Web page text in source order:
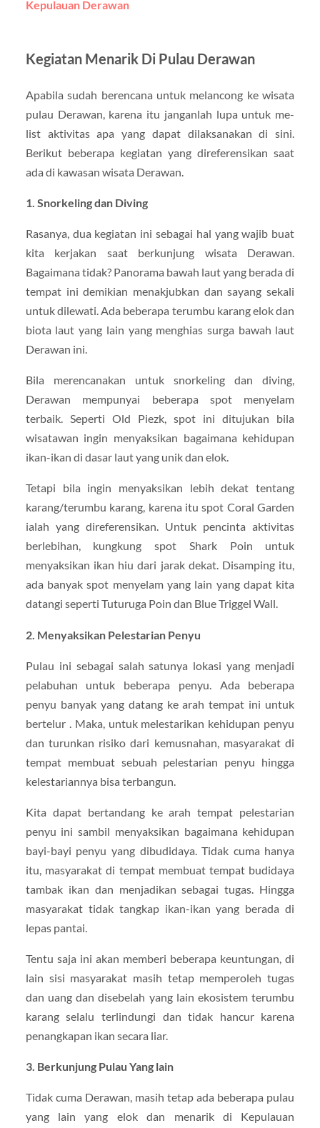
Kepulauan Derawan
Kegiatan Menarik Di Pulau Derawan
Apabila sudah berencana untuk melancong ke wisata
pulau Derawan, karena itu janganlah lupa untuk me-
list aktivitas apa yang dapat dilaksanakan di sini.
Berikut beberapa kegiatan yang direferensikan saat
ada di kawasan wisata Derawan.
1. Snorkeling dan Diving
Rasanya, dua kegiatan ini sebagai hal yang wajib buat
kita kerjakan saat berkunjung wisata Derawan.
Bagaimana tidak? Panorama bawah laut yang berada di
tempat ini demikian menakjubkan dan sayang sekali
untuk dilewati. Ada beberapa terumbu karang elok dan
biota laut yang lain yang menghias surga bawah laut
Derawan ini.
Bila merencanakan untuk snorkeling dan diving,
Derawan mempunyai beberapa spot menyelam
terbaik. Seperti Old Piezk, spot ini ditujukan bila
wisatawan ingin menyaksikan bagaimana kehidupan
ikan-ikan di dasar laut yang unik dan elok.
Tetapi bila ingin menyaksikan lebih dekat tentang
karang/terumbu karang, karena itu spot Coral Garden
ialah yang direferensikan. Untuk pencinta aktivitas
berlebihan, kungkung spot Shark Poin untuk
menyaksikan ikan hiu dari jarak dekat. Disamping itu,
ada banyak spot menyelam yang lain yang dapat kita
datangi seperti Tuturuga Poin dan Blue Triggel Wall.
2. Menyaksikan Pelestarian Penyu
Pulau ini sebagai salah satunya lokasi yang menjadi
pelabuhan untuk beberapa penyu. Ada beberapa
penyu banyak yang datang ke arah tempat ini untuk
bertelur . Maka, untuk melestarikan kehidupan penyu
dan turunkan risiko dari kemusnahan, masyarakat di
tempat membuat sebuah pelestarian penyu hingga
kelestariannya bisa terbangun.
Kita dapat bertandang ke arah tempat pelestarian
penyu ini sambil menyaksikan bagaimana kehidupan
bayi-bayi penyu yang dibudidaya. Tidak cuma hanya
itu, masyarakat di tempat membuat tempat budidaya
tambak ikan dan menjadikan sebagai tugas. Hingga
masyarakat tidak tangkap ikan-ikan yang berada di
lepas pantai.
Tentu saja ini akan memberi beberapa keuntungan, di
lain sisi masyarakat masih tetap memperoleh tugas
dan uang dan disebelah yang lain ekosistem terumbu
karang selalu terlindungi dan tidak hancur karena
penangkapan ikan secara liar.
3. Berkunjung Pulau Yang lain
Tidak cuma Derawan, masih tetap ada beberapa pulau
yang lain yang elok dan menarik di Kepulauan